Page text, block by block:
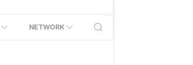
NETWORK